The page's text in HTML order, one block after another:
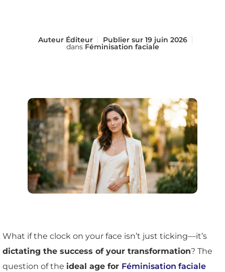
AuteurÉditeur Publier sur19 juin 2026
dans Féminisation faciale
What if the clock on your face isn’t just ticking—it’s
dictating the success of your transformation? The
question of the ideal age for Féminisation faciale